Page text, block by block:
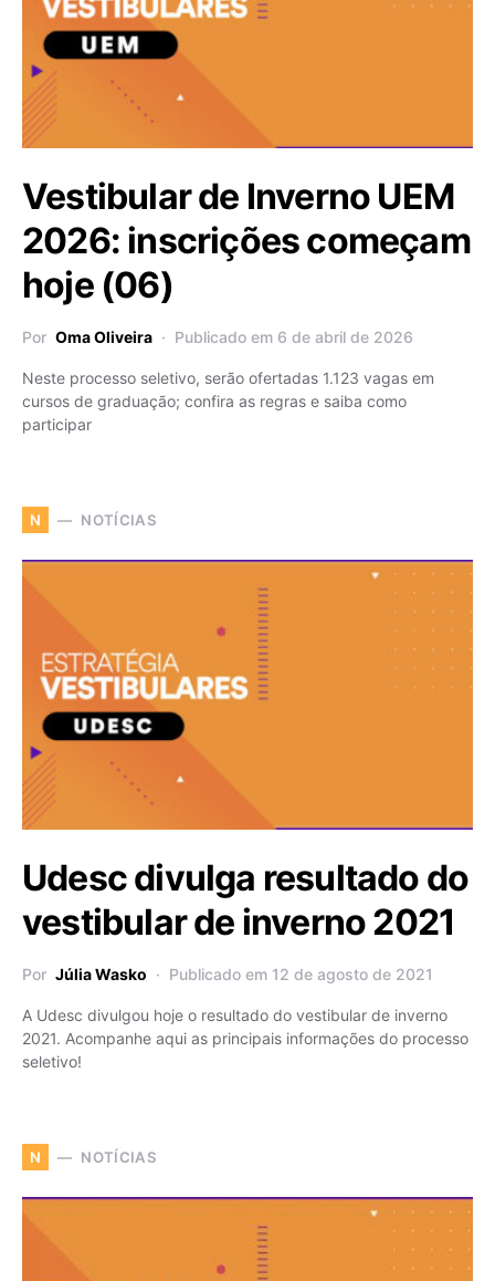
Vestibular de Inverno UEM
2026: inscrições começam
hoje (06)
Por Oma Oliveira Publicado em 6 de abril de 2026
Neste processo seletivo, serão ofertadas 1.123 vagas em
cursos de graduação; confira as regras e saiba como
participar
N NOTÍCIAS
Udesc divulga resultado do
vestibular de inverno 2021
Por Júlia Wasko Publicado em 12 de agosto de 2021
A Udesc divulgou hoje o resultado do vestibular de inverno
2021. Acompanhe aqui as principais informações do processo
seletivo!
N NOTÍCIAS